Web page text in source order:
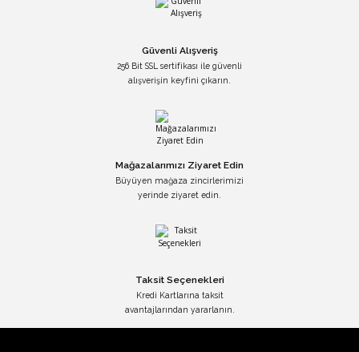
Güvenli Alışveriş
256 Bit SSL sertifikası ile güvenli
alışverişin keyfini çıkarın.
Mağazalarımızı Ziyaret Edin
Büyüyen mağaza zincirlerimizi
yerinde ziyaret edin.
Taksit Seçenekleri
Kredi Kartlarına taksit
avantajlarından yararlanın.